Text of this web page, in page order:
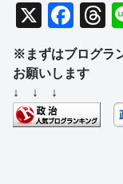
X
F
a
c
b
T
hr
e
d
※まずはブログラ
お願いします
↓ ↓ ↓